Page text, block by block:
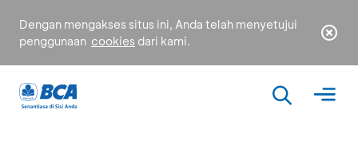
Dengan mengakses situs ini, Anda telah menyetujui
penggunaan cookies dari kami.